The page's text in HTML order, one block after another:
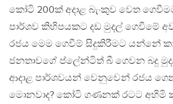
කෝටි 200ක් අදාළ බැංකුව වෙත
පාර්ශව කිහිපයකට දඩ මුදල් ගෙවීමේ
රජය මෙම ගෙවීම් සිදුකිරීමට යන්නේ
ජනතාවගේ ප්ලේන්ටිත් බී ගෙවන බදු
ආදාළ පාර්ශවයන් වෙනුවෙන් රජය
මොනවාද? කෝටි ගණනක් රටට අහිමි